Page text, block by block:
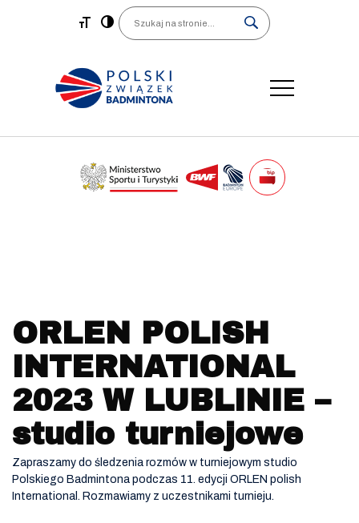
Main Navigation
Search
ORLEN POLISH
INTERNATIONAL
2023 W LUBLINIE –
studio turniejowe
Zapraszamy do śledzenia rozmów w turniejowym studio
Polskiego Badmintona podczas 11. edycji ORLEN polish
International. Rozmawiamy z uczestnikami turnieju.